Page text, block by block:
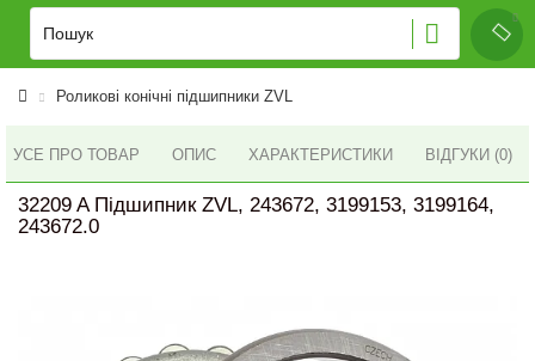
Роликові конічні підшипники ZVL
УСЕ ПРО ТОВАР ОПИС ХАРАКТЕРИСТИКИ ВІДГУКИ (0)
32209 A Підшипник ZVL, 243672, 3199153, 3199164,
243672.0